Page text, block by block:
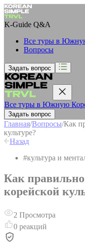
K-Guide Q&A
Все туры в
Вопросы
Задать вопрос
Все туры в Южную
Задать вопрос
Главная/Вопросы/Как
культуре?
Назад
#культура и
Как
корейской
2 Просмотра
0 реакций